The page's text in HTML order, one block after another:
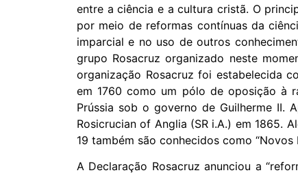
entre a ciência e a cultura cristã. O
por meio de reformas contínuas da
imparcial e no uso de outros
grupo Rosacruz organizado neste
organização Rosacruz foi estabelecida
em 1760 como um pólo de oposição à
Prússia sob o governo de Guilherme II.
Rosicrucian of Anglia (SR i.A.) em 1865.
19 também são conhecidos como
A Declaração Rosacruz anunciou a